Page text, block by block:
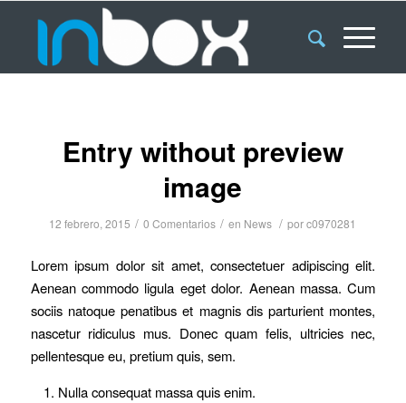
Entry without preview
image
12 febrero, 2015 / 0 Comentarios / en News / porc0970281
Lorem ipsum dolor sit amet, consectetuer adipiscing elit.
Aenean commodo ligula eget dolor. Aenean massa. Cum
sociis natoque penatibus et magnis dis parturient montes,
nascetur ridiculus mus. Donec quam felis, ultricies nec,
pellentesque eu, pretium quis, sem.
Nulla consequat massa quis enim.